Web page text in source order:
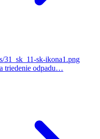
triedenie odpadu…